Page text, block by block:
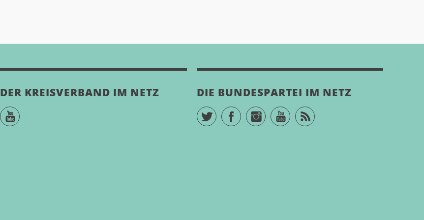
DER KREISVERBAND IM NETZ
YouTube
DIE BUNDESPARTEI IM NETZ
TwitterFacebookInstagramYouTubeRSS Feed